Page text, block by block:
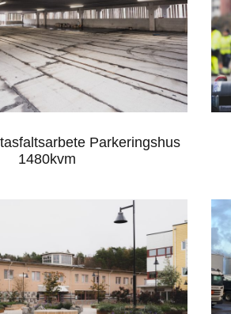
TÄTSKIKT &
1480KVM
Parkeringshus
1480kvm